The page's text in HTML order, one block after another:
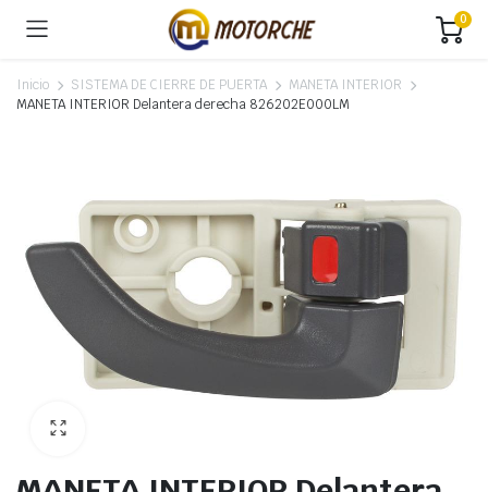
0
Inicio SISTEMA DE CIERRE DE PUERTA
MANETA INTERIOR
MANETA INTERIOR Delantera derecha 826202E000LM